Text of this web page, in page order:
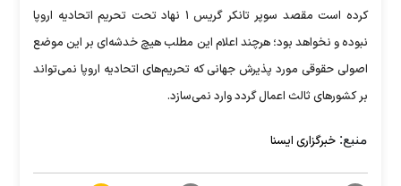
کرده است مقصد سوپر تانکر گریس ۱ نهاد تحت تحریم اتحادیه اروپا
نبوده و نخواهد بود؛ هرچند اعلام این مطلب هیچ خدشه‌ای بر این موضع
اصولی حقوقی مورد پذیرش جهانی که تحریم‌های اتحادیه اروپا نمی‌تواند
بر کشورهای ثالث اعمال گردد وارد نمی‌سازد.
منبع: خبرگزاری ایسنا